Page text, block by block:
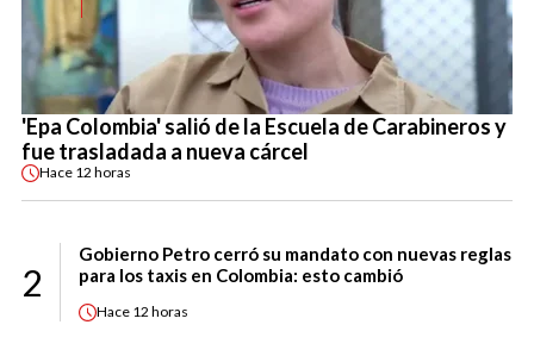
'Epa Colombia' salió de la Escuela de Carabineros y
fue trasladada a nueva cárcel
Hace 12 horas
2
Gobierno Petro cerró su mandato con nuevas reglas
para los taxis en Colombia: esto cambió
Hace 12 horas